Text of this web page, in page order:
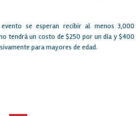
se esperan recibir al menos 3,000
tendrá un costo de $250 por un día y $400
para mayores de edad.